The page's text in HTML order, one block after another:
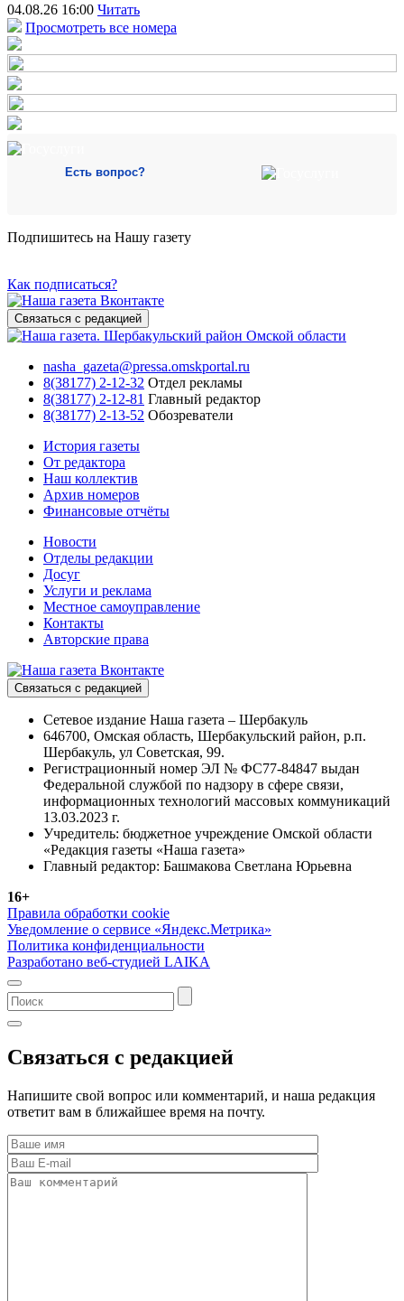
04.08.26 16:00 Читать
Просмотреть все номера
Есть вопрос?
Подпишитесь на Нашу газету
Как подписаться?
Связаться с редакцией
nasha_gazeta@pressa.omskportal.ru
8(38177) 2-12-32 Отдел рекламы
8(38177) 2-12-81 Главный редактор
8(38177) 2-13-52 Обозреватели
История газеты
От редактора
Наш коллектив
Архив номеров
Финансовые отчёты
Новости
Отделы редакции
Досуг
Услуги и реклама
Местное самоуправление
Контакты
Авторские права
Связаться с редакцией
Сетевое издание Наша газета – Шербакуль
646700, Омская область, Шербакульский район, р.п.
Шербакуль, ул Советская, 99.
Регистрационный номер ЭЛ № ФС77-84847 выдан
Федеральной службой по надзору в сфере связи,
информационных технологий массовых коммуникаций
13.03.2023 г.
Учредитель: бюджетное учреждение Омской области
«Редакция газеты «Наша газета»
Главный редактор: Башмакова Светлана Юрьевна
16+
Правила обработки cookie
Уведомление о сервисе «Яндекс.Метрика»
Политика конфиденциальности
Разработано веб-студией LAIKA
Связаться с редакцией
Напишите свой вопрос или комментарий, и наша редакция
ответит вам в ближайшее время на почту.